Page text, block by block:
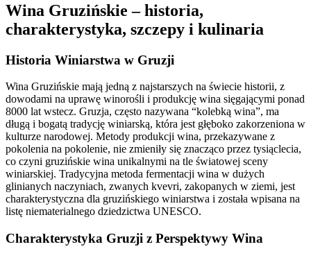
Wina Gruzińskie – historia,
charakterystyka, szczepy i kulinaria
Historia Winiarstwa w Gruzji
Wina Gruzińskie mają jedną z najstarszych na świecie historii, z
dowodami na uprawę winorośli i produkcję wina sięgającymi ponad
8000 lat wstecz. Gruzja, często nazywana “kolebką wina”, ma
długą i bogatą tradycję winiarską, która jest głęboko zakorzeniona w
kulturze narodowej. Metody produkcji wina, przekazywane z
pokolenia na pokolenie, nie zmieniły się znacząco przez tysiąclecia,
co czyni gruzińskie wina unikalnymi na tle światowej sceny
winiarskiej. Tradycyjna metoda fermentacji wina w dużych
glinianych naczyniach, zwanych kvevri, zakopanych w ziemi, jest
charakterystyczna dla gruzińskiego winiarstwa i została wpisana na
listę niematerialnego dziedzictwa UNESCO.
Charakterystyka Gruzji z Perspektywy Wina